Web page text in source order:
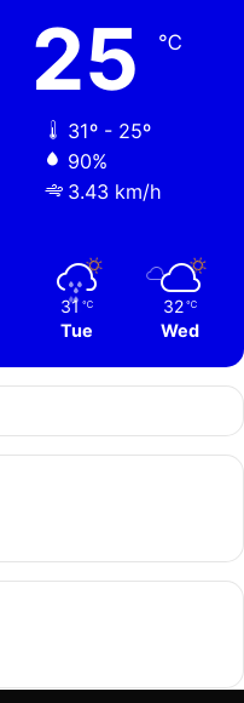
25 ℃
31º - 25º
90%
3.43 km/h
31 ℃
Tue
32 ℃
Wed